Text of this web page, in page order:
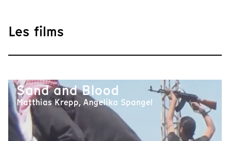
Les films
Sand and Blood
Matthias Krepp, Angelika Spangel